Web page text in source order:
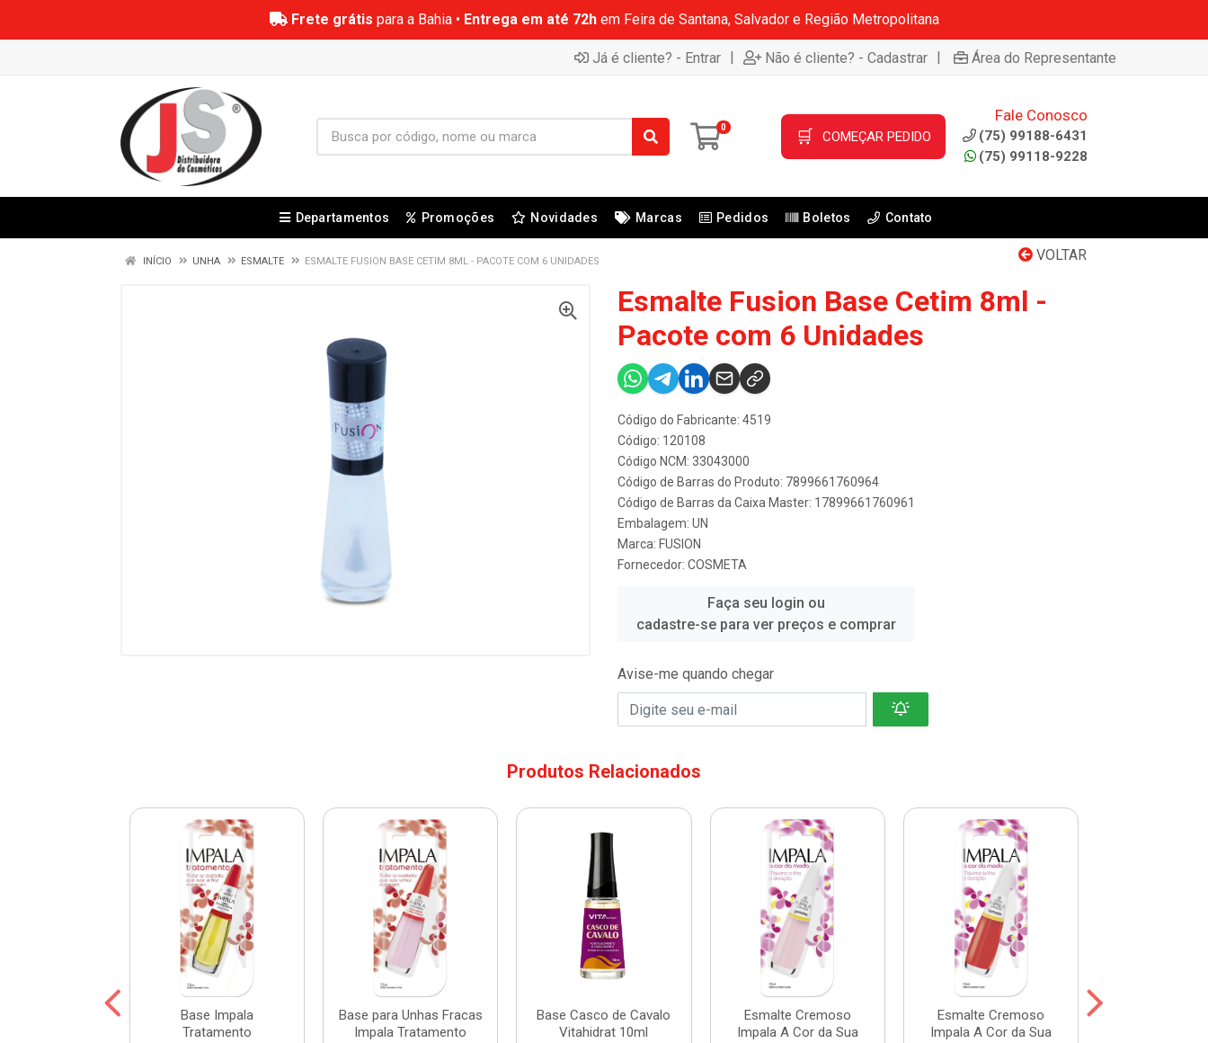
Frete grátis para a Bahia • Entrega em até 72hem Feira de Santana, Salvador e Região Metropolitana
Já é cliente? - Entrar | Não é cliente? - Cadastrar | Área do Representante
0 🛒 COMEÇAR PEDIDO
Fale Conosco
(75) 99188-6431
(75) 99118-9228
Departamentos Promoções Novidades Marcas Pedidos Boletos Contato
VOLTAR
INÍCIO UNHA ESMALTE ESMALTE FUSION BASE CETIM 8ML - PACOTE COM 6 UNIDADES
Esmalte Fusion Base Cetim 8ml -
Pacote com 6 Unidades
Código do Fabricante: 4519
Código: 120108
Código NCM: 33043000
Código de Barras do Produto: 7899661760964
Código de Barras da Caixa Master: 17899661760961
Embalagem: UN
Marca: FUSION
Fornecedor: COSMETA
Faça seu login ou
cadastre-se para ver preços e comprar
Avise-me quando chegar
Produtos Relacionados
Base Impala
Tratamento
Base para Unhas Fracas
Impala Tratamento
Base Casco de Cavalo
Vitahidrat 10ml
Esmalte Cremoso
Impala A Cor da Sua
Esmalte Cremoso
Impala A Cor da Sua